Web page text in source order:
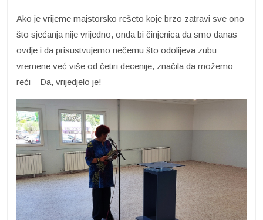
Ako je vrijeme majstorsko rešeto koje brzo zatravi sve ono
što sjećanja nije vrijedno, onda bi činjenica da smo danas
ovdje i da prisustvujemo nečemu što odolijeva zubu
vremene već više od četiri decenije, značila da možemo
reći – Da, vrijedjelo je!